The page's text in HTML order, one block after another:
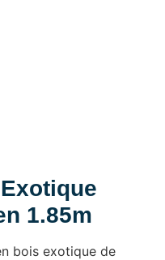
1.85m
bois exotique de